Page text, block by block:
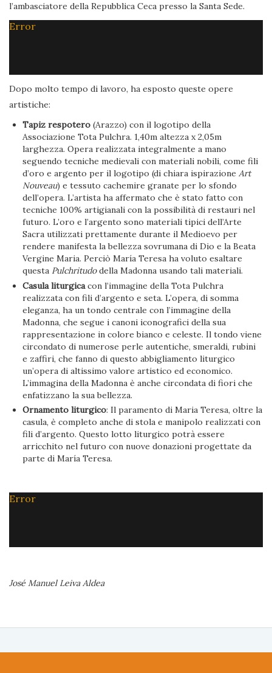
l’ambasciatore della Repubblica Ceca presso la Santa Sede.
Error
Dopo molto tempo di lavoro, ha esposto queste opere
artistiche:
Tapiz respotero (Arazzo) con il logotipo della
Associazione Tota Pulchra. 1,40m altezza x 2,05m
larghezza. Opera realizzata integralmente a mano
seguendo tecniche medievali con materiali nobili, come fili
d’oro e argento per il logotipo (di chiara ispirazioneArt
Nouveau) e tessuto cachemire granate per lo sfondo
dell’opera. L’artista ha affermato che è stato fatto con
tecniche 100% artigianali con la possibilità di restauri nel
futuro. L’oro e l’argento sono materiali tipici dell’Arte
Sacra utilizzati prettamente durante il Medioevo per
rendere manifesta la bellezza sovrumana di Dio e la Beata
Vergine Maria. Perciò María Teresa ha voluto esaltare
questa Pulchritudodella Madonna usando tali materiali.
Casula liturgicacon l’immagine della Tota Pulchra
realizzata con fili d’argento e seta. L’opera, di somma
eleganza, ha un tondo centrale con l’immagine della
Madonna, che segue i canoni iconografici della sua
rappresentazione in colore bianco e celeste. Il tondo viene
circondato di numerose perle autentiche, smeraldi, rubini
e zaffiri, che fanno di questo abbigliamento liturgico
un’opera di altissimo valore artistico ed economico.
L’immagina della Madonna è anche circondata di fiori che
enfatizzano la sua bellezza.
Ornamento liturgico: Il paramento di Maria Teresa, oltre la
casula, è completo anche di stola e manipolo realizzati con
fili d’argento. Questo lotto liturgico potrà essere
arricchito nel futuro con nuove donazioni progettate da
parte di María Teresa.
Error
José Manuel Leiva Aldea